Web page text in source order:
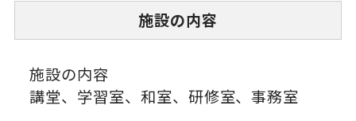
施設の内容
施設の内容
講堂、学習室、和室、研修室、事務室